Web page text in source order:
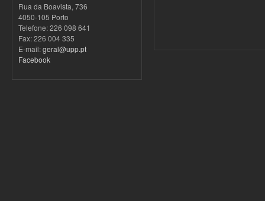
Rua da Boavista, 736
4050-105 Porto
Telefone: 226 098 641
Fax: 226 004 335
E-mail:geral@upp.pt
Facebook